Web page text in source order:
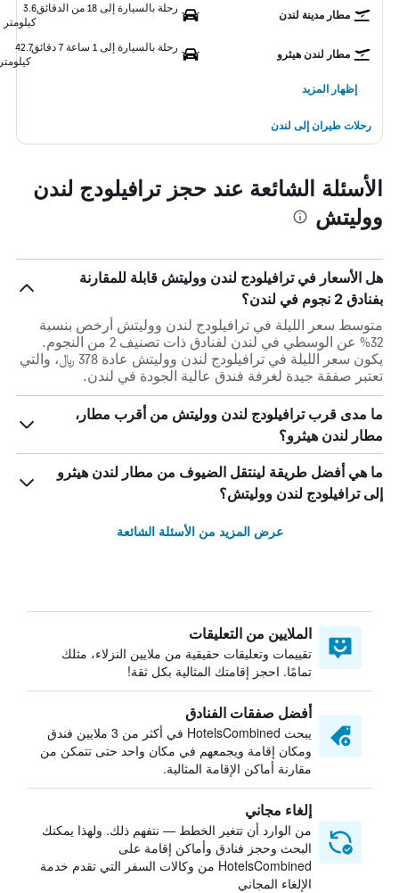
مطار مدينة لندن
رحلة بالسيارة إلى 18 من الدقائق
3.6
كيلومتر
مطار لندن هيثرو
رحلة بالسيارة إلى 1 ساعة 7 دقائق
42.7
إظهار المزيد
رحلات طيران إلى لندن
الأسئلة الشائعة عند حجز ترافيلودج لندن
ووليتش
هل الأسعار في ترافيلودج لندن ووليتش قابلة للمقارنة
بفنادق 2 نجوم في لندن؟
متوسط سعر الليلة في ترافيلودج لندن ووليتش أرخص بنسبة
32% عن الوسطي في لندن لفنادق ذات تصنيف 2 من النجوم.
يكون سعر الليلة في ترافيلودج لندن ووليتش عادة 378 ﷼، والتي
تعتبر صفقة جيدة لغرفة فندق عالية الجودة في لندن.
ما مدى قرب ترافيلودج لندن ووليتش من أقرب مطار،
مطار لندن هيثرو؟
ما هي أفضل طريقة لينتقل الضيوف من مطار لندن هيثرو
إلى ترافيلودج لندن ووليتش؟
عرض المزيد من الأسئلة الشائعة
الملايين من التعليقات
تقييمات وتعليقات حقيقية من ملايين النزلاء، مثلك
تمامًا. احجز إقامتك المثالية بكل ثقة!
أفضل صفقات الفنادق
يبحث HotelsCombined في أكثر من 3 ملايين فندق
ومكان إقامة ويجمعهم في مكان واحد حتى تتمكن من
مقارنة أماكن الإقامة المثالية.
إلغاء مجاني
من الوارد أن تتغير الخطط — نتفهم ذلك. ولهذا يمكنك
البحث وحجز فنادق وأماكن إقامة على
HotelsCombined من وكالات السفر التي تقدم خدمة
الإلغاء المجاني